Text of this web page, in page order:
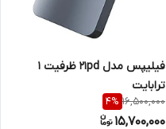
فیلیپس مدل 21pd ظرفیت 1
ترابایت
16,500,000
4%
15,700,000